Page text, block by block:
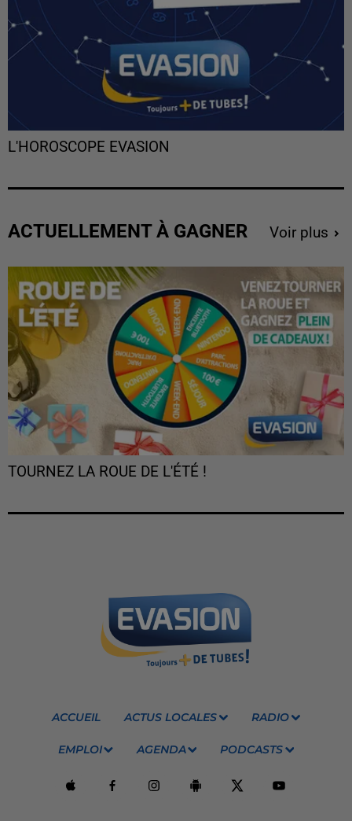
L'HOROSCOPE EVASION
ACTUELLEMENT À GAGNER Voir plus
TOURNEZ LA ROUE DE L'ÉTÉ !
ACCUEIL ACTUS LOCALES RADIO
EMPLOI AGENDA PODCASTS